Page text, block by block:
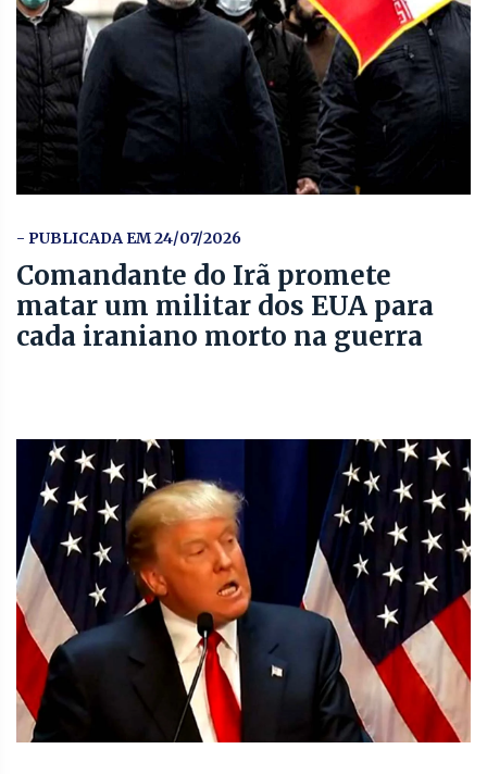
- PUBLICADA EM 24/07/2026
Comandante do Irã promete
matar um militar dos EUA para
cada iraniano morto na guerra